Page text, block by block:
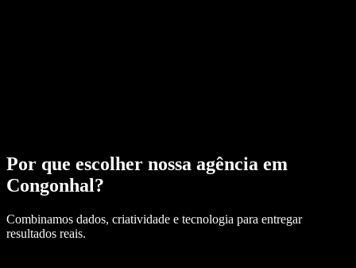
Por que escolher nossa agência em
Congonhal?
Combinamos dados, criatividade e tecnologia para entregar
resultados reais.